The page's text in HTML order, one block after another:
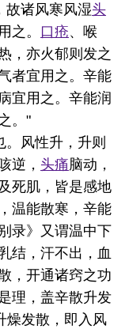
故诸风寒风湿头
之。 口疮、喉
，亦火郁则发之
气者宜用之。辛能
宜用之。辛能润
。"
。风性升，升则
逆， 头痛脑动，
死肌，皆是感地
温能散寒，辛能
录》又谓温中下
结，汗不出，血
，开通诸窍之功
理，盖辛散升发
燥发散，即入风